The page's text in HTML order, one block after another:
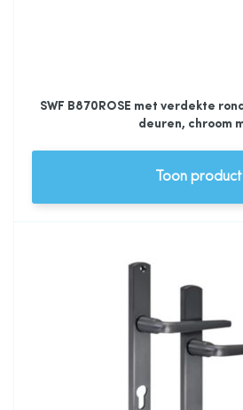
SWF B870ROSE met verdekte
deuren, chroom
Toon product